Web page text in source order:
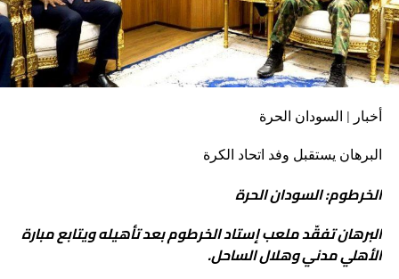
أخبار | السودان الحرة
البرهان يستقبل وفد اتحاد الكرة
الخرطوم: السودان الحرة
البرهان تفقّد ملعب إستاد الخرطوم بعد تأهيله ويتابع مبارة
الأهلي مدني وهلال الساحل.